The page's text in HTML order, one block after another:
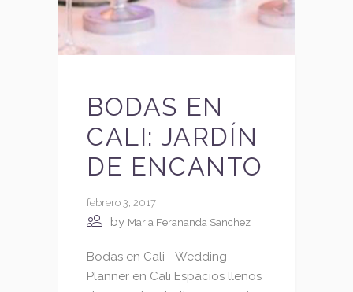
BODAS EN
CALI: JARDÍN
DE ENCANTO
febrero 3, 2017
by Maria Ferananda Sanchez
Bodas en Cali - Wedding
Planner en Cali Espacios llenos